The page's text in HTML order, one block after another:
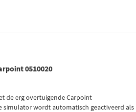
0510020
de erg overtuigende Carpoint
simulator wordt automatisch geactiveerd als